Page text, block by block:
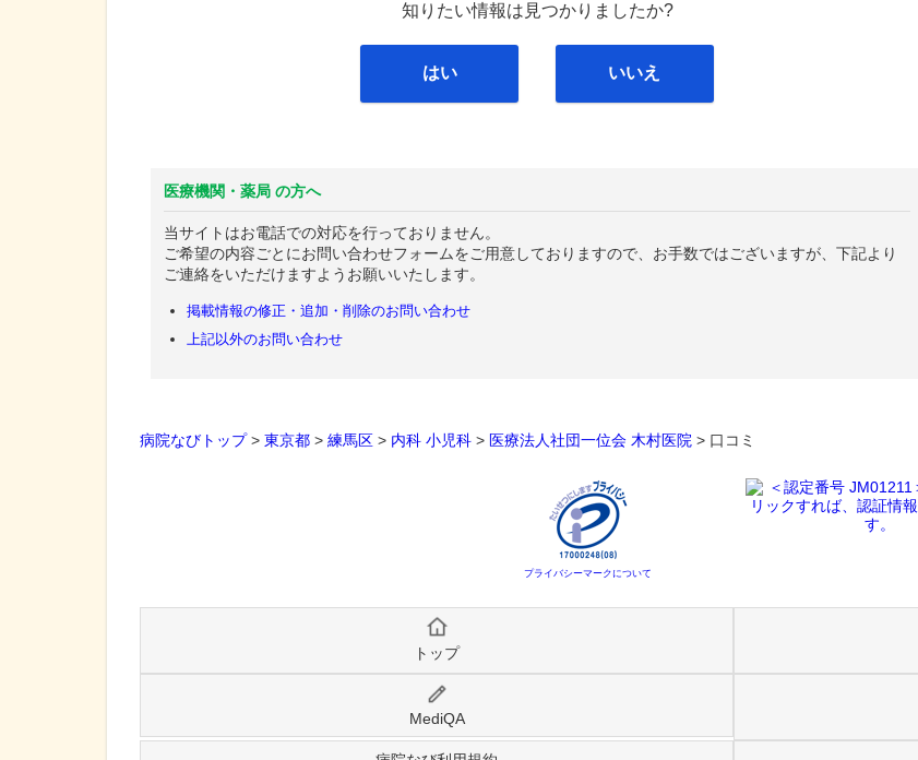
知りたい情報は見つかりましたか?
はい いいえ
医療機関・薬局 の方へ
当サイトはお電話での対応を行っておりません。
ご希望の内容ごとにお問い合わせフォームをご用意しておりますので、お手数ではございますが、下記より
ご連絡をいただけますようお願いいたします。
掲載情報の修正・追加・削除のお問い合わせ
上記以外のお問い合わせ
病院なびトップ> 東京都 > 練馬区 > 内科 小児科 > 医療法人社団一位会 木村医院 > 口コミ
プライバシーマークについて
トップ
MediQA